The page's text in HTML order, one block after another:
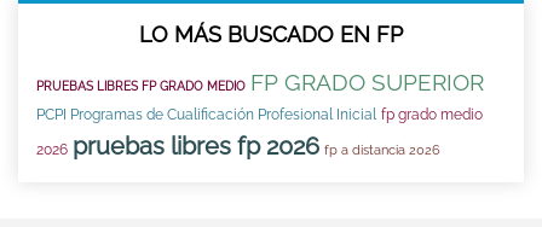
LO MÁS BUSCADO EN FP
PRUEBAS LIBRES FP GRADO MEDIO FP GRADO SUPERIOR
PCPI Programas de Cualificación Profesional Inicial fp grado medio
2026 pruebas libres fp 2026 fp a distancia 2026